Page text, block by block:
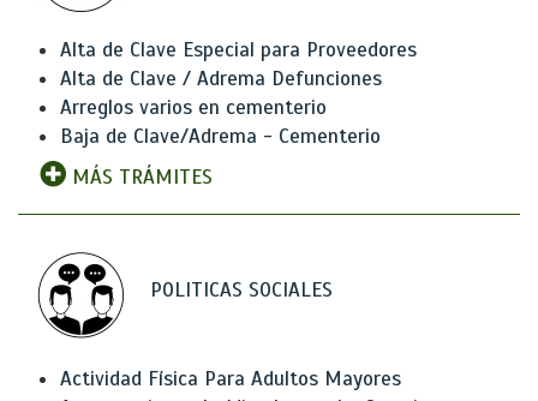
Alta de Clave Especial para Proveedores
Alta de Clave / Adrema Defunciones
Arreglos varios en cementerio
Baja de Clave/Adrema - Cementerio
MÁS TRÁMITES
POLITICAS SOCIALES
Actividad Física Para Adultos Mayores